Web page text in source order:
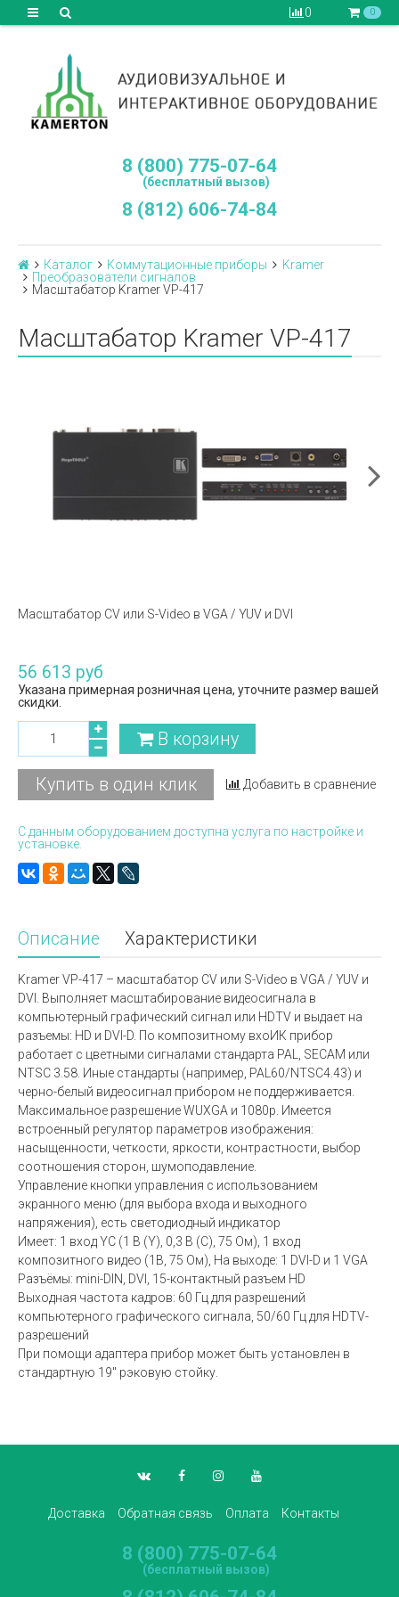
0 0
8 (800) 775-07-64
(бесплатный вызов)
8 (812) 606-74-84
Каталог Коммутационные приборы
Kramer
Преобразователи сигналов
Масштабатор Kramer VP-417
Масштабатор Kramer VP-417
Масштабатор CV или S-Video в VGA / YUV и DVI
56 613 руб
Указана примерная розничная цена, уточните размер вашей
скидки.
В корзину
Купить в один клик Добавить в сравнение
С данным оборудованием доступна услуга по настройке и
установке.
Описание Характеристики
Kramer VP-417 – масштабатор CV или S-Video в VGA / YUV и
DVI. Выполняет масштабирование видеосигнала в
компьютерный графический сигнал или HDTV и выдает на
разъемы: HD и DVI-D. По композитному вхоИК прибор
работает с цветными сигналами стандарта PAL, SECAM или
NTSC 3.58. Иные стандарты (например, PAL60/NTSC4.43) и
черно-белый видеосигнал прибором не поддерживается.
Максимальное разрешение WUXGA и 1080p. Имеется
встроенный регулятор параметров изображения:
насыщенности, четкости, яркости, контрастности, выбор
соотношения сторон, шумоподавление.
Управление кнопки управления с использованием
экранного меню (для выбора входа и выходного
напряжения), есть светодиодный индикатор
Имеет: 1 вход YC (1 В (Y), 0,3 В (C), 75 Ом), 1 вход
композитного видео (1В, 75 Ом), На выходе: 1 DVI-D и 1 VGA
Разъёмы: mini-DIN, DVI, 15-контактный разъем HD
Выходная частота кадров: 60 Гц для разрешений
компьютерного графического сигнала, 50/60 Гц для HDTV-
разрешений
При помощи адаптера прибор может быть установлен в
стандартную 19" рэковую стойку.
Доставка Обратная связь Оплата Контакты
8 (800) 775-07-64
(бесплатный вызов)